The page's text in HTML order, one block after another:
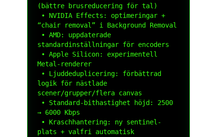
(bättre brusreducering för tal)
“chair removal” i Background Removal
standardinställningar för encoders
Metal-renderer
logik för nästlade
scener/grupper/flera canvas
→ 6000 Kbps
plats + valfri automatisk